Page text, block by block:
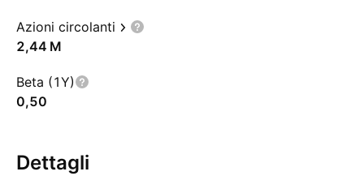
Azioni circolanti
‪2,44 M‬
Beta (1Y)
0,50
Dettagli